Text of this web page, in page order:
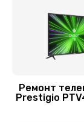
Ремонт
Prestigio